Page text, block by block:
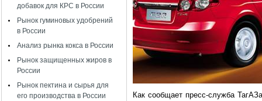
добавок для КРС в России
Рынок гуминовых удобрений
в России
Анализ рынка кокса в России
Рынок защищенных жиров в
России
Рынок пектина и сырья для
его производства в России
Как сообщает пресс-служба